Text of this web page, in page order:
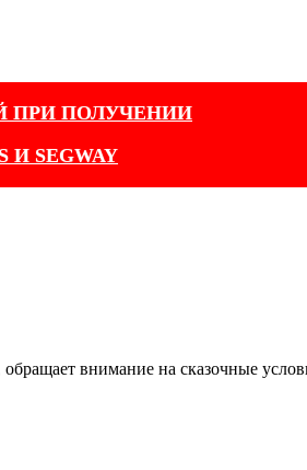
ПРИ ПОЛУЧЕНИИ
SEGWAY
внимание на сказочные